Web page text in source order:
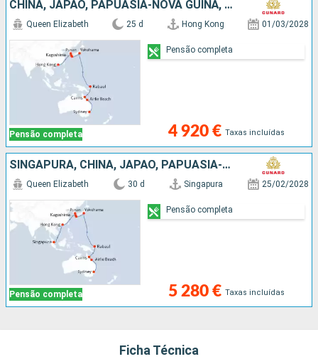
CHINA, JAPÃO, PAPUASIA-NOVA GUINÃ, AUSTRALIA
Pensão completa
Queen Elizabeth 25 d Hong Kong 01/03/2028
4 920 € Taxas incluídas
Pensão completa
SINGAPURA, CHINA, JAPÃO, PAPUASIA-NOVA GUINÃ, AUSTRALIA
Pensão completa
Queen Elizabeth 30 d Singapura 25/02/2028
5 280 € Taxas incluídas
Pensão completa
Ficha Técnica